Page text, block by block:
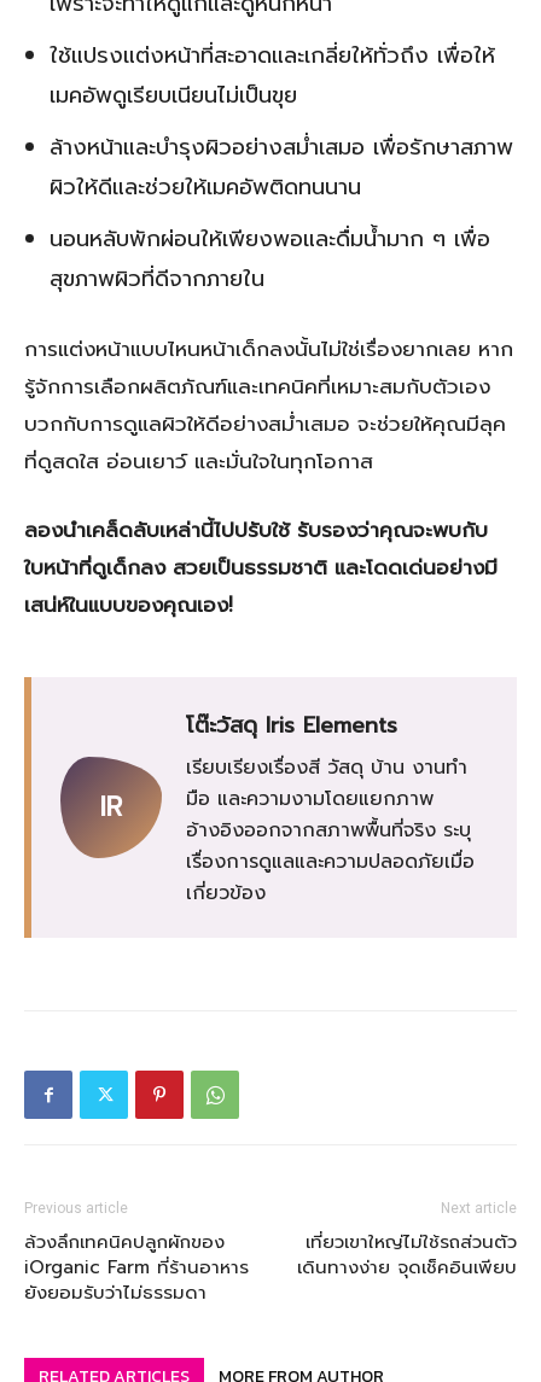
ใช้แปรงแต่งหน้าที่สะอาดและเกลี่ยให้ทั่วถึง เพื่อให้
เมคอัพดูเรียบเนียนไม่เป็นขุย
ล้างหน้าและบำรุงผิวอย่างสม่ำเสมอ เพื่อรักษาสภาพ
ผิวให้ดีและช่วยให้เมคอัพติดทนนาน
นอนหลับพักผ่อนให้เพียงพอและดื่มน้ำมาก ๆ เพื่อ
สุขภาพผิวที่ดีจากภายใน
การแต่งหน้าแบบไหนหน้าเด็กลงนั้นไม่ใช่เรื่องยากเลย หาก
รู้จักการเลือกผลิตภัณฑ์และเทคนิคที่เหมาะสมกับตัวเอง
บวกกับการดูแลผิวให้ดีอย่างสม่ำเสมอ จะช่วยให้คุณมีลุค
ที่ดูสดใส อ่อนเยาว์ และมั่นใจในทุกโอกาส
ลองนำเคล็ดลับเหล่านี้ไปปรับใช้ รับรองว่าคุณจะพบกับ
ใบหน้าที่ดูเด็กลง สวยเป็นธรรมชาติ และโดดเด่นอย่างมี
เสน่ห์ในแบบของคุณเอง!
IR
โต๊ะวัสดุ Iris Elements
เรียบเรียงเรื่องสี วัสดุ บ้าน งานทำ
มือ และความงามโดยแยกภาพ
อ้างอิงออกจากสภาพพื้นที่จริง ระบุ
เรื่องการดูแลและความปลอดภัยเมื่อ
เกี่ยวข้อง
Previous article
ล้วงลึกเทคนิคปลูกผักของ
iOrganic Farm ที่ร้านอาหาร
ยังยอมรับว่าไม่ธรรมดา
Next article
เที่ยวเขาใหญ่ไม่ใช้รถส่วนตัว
เดินทางง่าย จุดเช็คอินเพียบ
RELATED ARTICLES MORE FROM AUTHOR